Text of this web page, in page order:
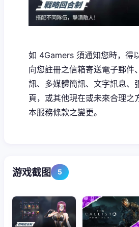
如 4Gamers 須通知您時，得
向您註冊之信箱寄送電子郵件
訊、多媒體簡訊、文字訊息、
頁，或其他現在或未來合理之
本服務條款之變更。
游戏截图 5